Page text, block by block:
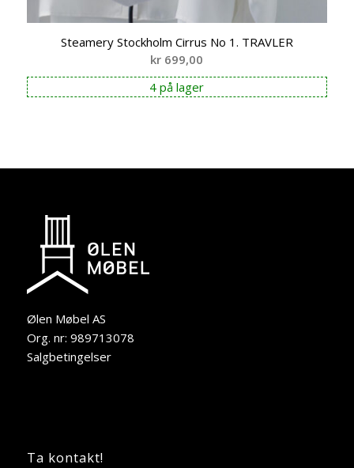
Steamery Stockholm Cirrus No 1. TRAVLER
kr 699,00
4 på lager
Ølen Møbel AS
Org. nr: 989713078
Salgbetingelser
Ta kontakt!